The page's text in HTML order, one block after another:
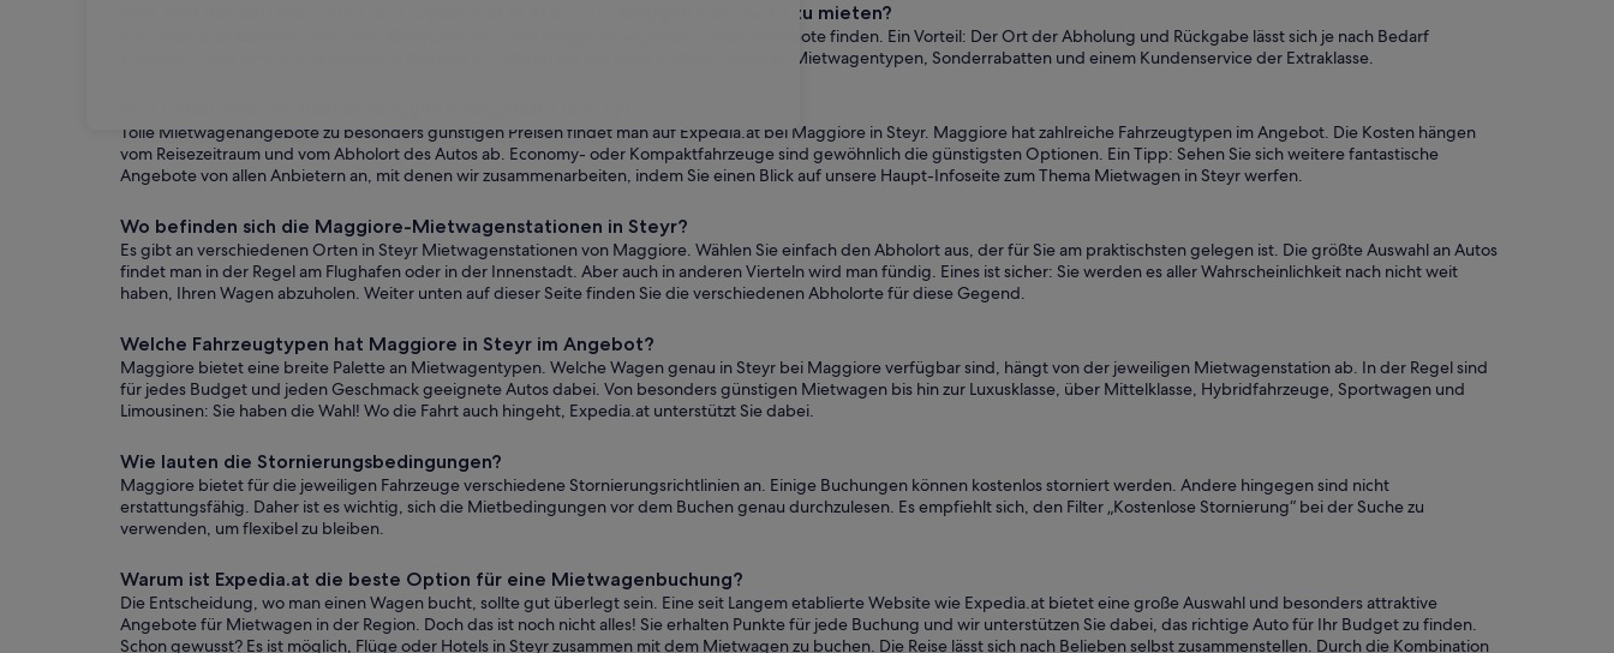
Was sind die Vorteile daran, auf Expedia.at in Steyr bei Maggiore ein Auto zu mieten?
Auf Expedia.at lassen sich für Steyr, Oberösterreich, bei Maggiore unglaublich gute Angebote finden. Ein Vorteil: Der Ort der Abholung und Rückgabe lässt sich je nach Bedarf
anpassen. Über eine solche etablierte Website profitieren Sie von einer breiten Palette an Mietwagentypen, Sonderrabatten und einem Kundenservice der Extraklasse.
Tolle Mietwagenangebote zu besonders günstigen Preisen findet man auf Expedia.at bei Maggiore in Steyr. Maggiore hat zahlreiche Fahrzeugtypen im Angebot. Die Kosten hängen
vom Reisezeitraum und vom Abholort des Autos ab. Economy- oder Kompaktfahrzeuge sind gewöhnlich die günstigsten Optionen. Ein Tipp: Sehen Sie sich weitere fantastische
Angebote von allen Anbietern an, mit denen wir zusammenarbeiten, indem Sie einen Blick auf unsere Haupt-Infoseite zum Thema Mietwagen in Steyr werfen.
Wo befinden sich die Maggiore-Mietwagenstationen in Steyr?
Es gibt an verschiedenen Orten in Steyr Mietwagenstationen von Maggiore. Wählen Sie einfach den Abholort aus, der für Sie am praktischsten gelegen ist. Die größte Auswahl an Autos
findet man in der Regel am Flughafen oder in der Innenstadt. Aber auch in anderen Vierteln wird man fündig. Eines ist sicher: Sie werden es aller Wahrscheinlichkeit nach nicht weit
haben, Ihren Wagen abzuholen. Weiter unten auf dieser Seite finden Sie die verschiedenen Abholorte für diese Gegend.
Welche Fahrzeugtypen hat Maggiore in Steyr im Angebot?
Maggiore bietet eine breite Palette an Mietwagentypen. Welche Wagen genau in Steyr bei Maggiore verfügbar sind, hängt von der jeweiligen Mietwagenstation ab. In der Regel sind
für jedes Budget und jeden Geschmack geeignete Autos dabei. Von besonders günstigen Mietwagen bis hin zur Luxusklasse, über Mittelklasse, Hybridfahrzeuge, Sportwagen und
Limousinen: Sie haben die Wahl! Wo die Fahrt auch hingeht, Expedia.at unterstützt Sie dabei.
Wie lauten die Stornierungsbedingungen?
Maggiore bietet für die jeweiligen Fahrzeuge verschiedene Stornierungsrichtlinien an. Einige Buchungen können kostenlos storniert werden. Andere hingegen sind nicht
erstattungsfähig. Daher ist es wichtig, sich die Mietbedingungen vor dem Buchen genau durchzulesen. Es empfiehlt sich, den Filter „Kostenlose Stornierung“ bei der Suche zu
verwenden, um flexibel zu bleiben.
Warum ist Expedia.at die beste Option für eine Mietwagenbuchung?
Die Entscheidung, wo man einen Wagen bucht, sollte gut überlegt sein. Eine seit Langem etablierte Website wie Expedia.at bietet eine große Auswahl und besonders attraktive
Angebote für Mietwagen in der Region. Doch das ist noch nicht alles! Sie erhalten Punkte für jede Buchung und wir unterstützen Sie dabei, das richtige Auto für Ihr Budget zu finden.
Schon gewusst? Es ist möglich, Flüge oder Hotels in Steyr zusammen mit dem Mietwagen zu buchen. Die Reise lässt sich nach Belieben selbst zusammenstellen. Durch die Kombination